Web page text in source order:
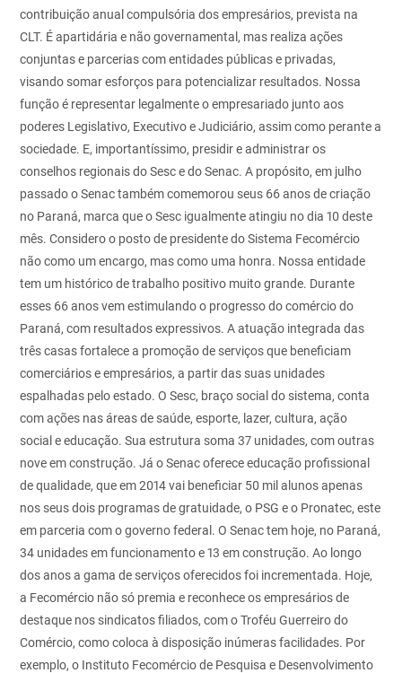
contribuição anual compulsória dos empresários, prevista na
CLT. É apartidária e não governamental, mas realiza ações
conjuntas e parcerias com entidades públicas e privadas,
visando somar esforços para potencializar resultados. Nossa
função é representar legalmente o empresariado junto aos
poderes Legislativo, Executivo e Judiciário, assim como perante a
sociedade. E, importantíssimo, presidir e administrar os
conselhos regionais do Sesc e do Senac. A propósito, em julho
passado o Senac também comemorou seus 66 anos de criação
no Paraná, marca que o Sesc igualmente atingiu no dia 10 deste
mês. Considero o posto de presidente do Sistema Fecomércio
não como um encargo, mas como uma honra. Nossa entidade
tem um histórico de trabalho positivo muito grande. Durante
esses 66 anos vem estimulando o progresso do comércio do
Paraná, com resultados expressivos. A atuação integrada das
três casas fortalece a promoção de serviços que beneficiam
comerciários e empresários, a partir das suas unidades
espalhadas pelo estado. O Sesc, braço social do sistema, conta
com ações nas áreas de saúde, esporte, lazer, cultura, ação
social e educação. Sua estrutura soma 37 unidades, com outras
nove em construção. Já o Senac oferece educação profissional
de qualidade, que em 2014 vai beneficiar 50 mil alunos apenas
nos seus dois programas de gratuidade, o PSG e o Pronatec, este
em parceria com o governo federal. O Senac tem hoje, no Paraná,
34 unidades em funcionamento e 13 em construção. Ao longo
dos anos a gama de serviços oferecidos foi incrementada. Hoje,
a Fecomércio não só premia e reconhece os empresários de
destaque nos sindicatos filiados, com o Troféu Guerreiro do
Comércio, como coloca à disposição inúmeras facilidades. Por
exemplo, o Instituto Fecomércio de Pesquisa e Desenvolvimento